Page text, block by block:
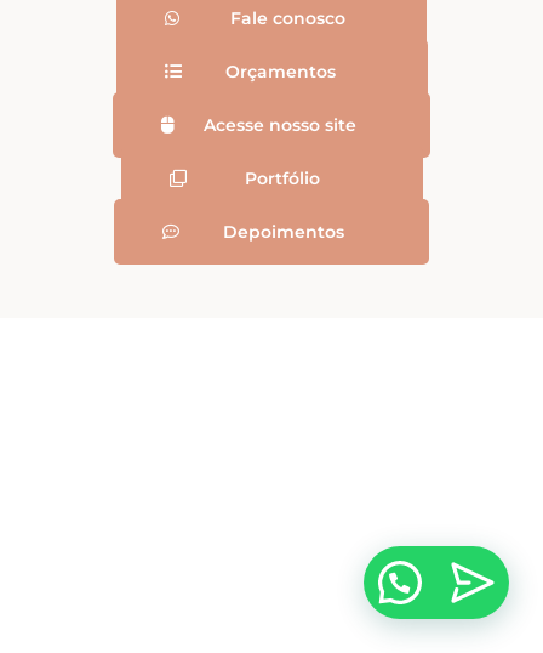
Fale conosco
Orçamentos
Acesse nosso site
Portfólio
Depoimentos